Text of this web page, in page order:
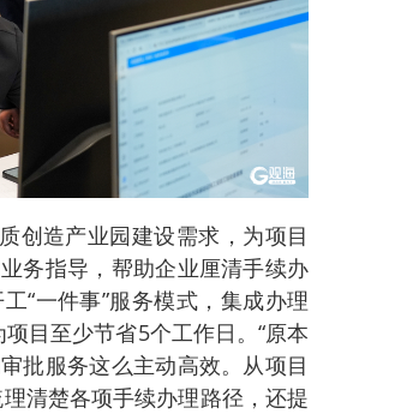
创造产业园建设需求，为项目
务指导，帮助企业厘清手续办
“一件事”服务模式，集成办理
目至少节省5个工作日。“原本
批服务这么主动高效。从项目
清楚各项手续办理路径，还提